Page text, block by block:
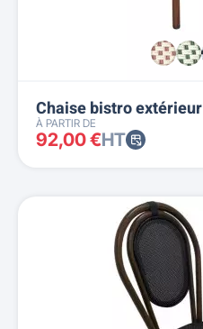
Chaise bistro extérieur
À PARTIR DE
92,00 €HT